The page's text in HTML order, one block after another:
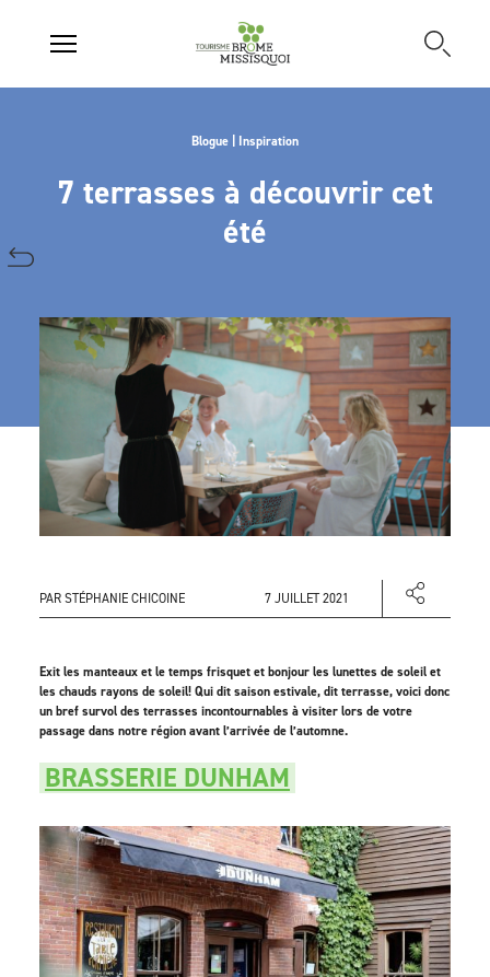
Blogue | Inspiration
7 terrasses à découvrir cet
été
PAR STÉPHANIE CHICOINE 7 JUILLET 2021
Exit les manteaux et le temps frisquet et bonjour les lunettes de soleil et
les chauds rayons de soleil! Qui dit saison estivale, dit terrasse, voici donc
un bref survol des terrasses incontournables à visiter lors de votre
passage dans notre région avant l’arrivée de l’automne.
BRASSERIE DUNHAM